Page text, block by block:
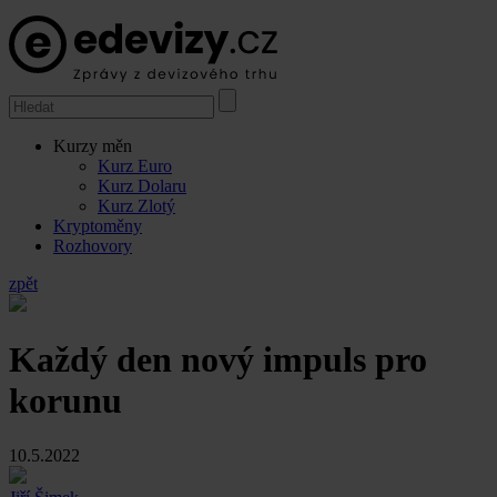
Kurzy měn
Kurz Euro
Kurz Dolaru
Kurz Zlotý
Kryptoměny
Rozhovory
zpět
Každý den nový impuls pro
korunu
10.5.2022